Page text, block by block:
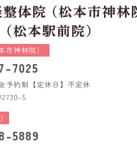
神林院）
7025
予約制 【定休日】不定休
5
5889